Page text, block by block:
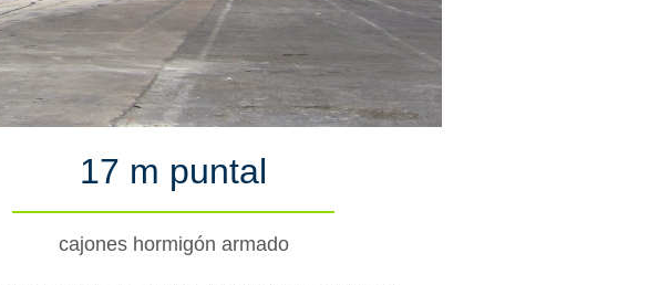
17 m puntal
cajones hormigón armado